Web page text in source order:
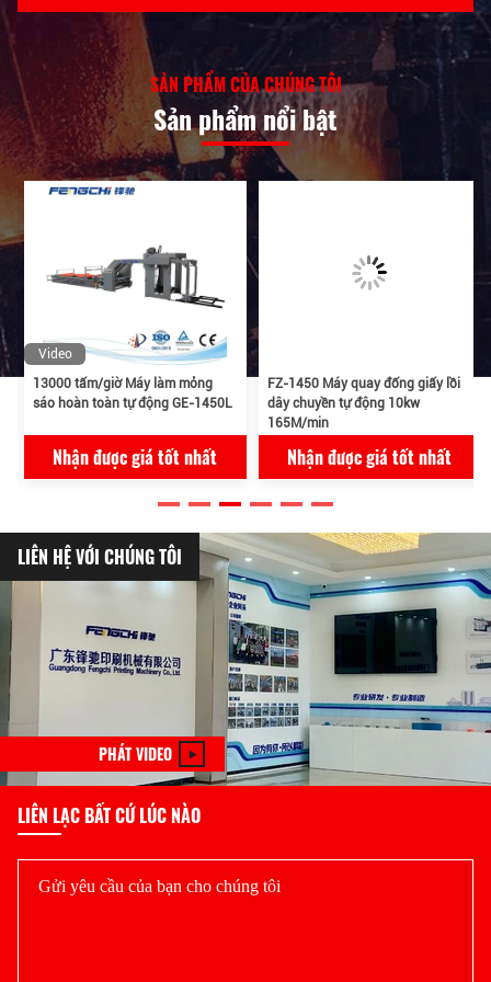
năm, đảm bảo độ chính xác
lamination không thay đổi.
SẢN PHẨM CỦA CHÚNG TÔI
Sản phẩm nổi bật
Video
13000 tấm/giờ Máy làm mỏng
sáo hoàn toàn tự động GE-1450L
Nhận được giá tốt nhất
FZ-1450 Máy quay đống giấy lồi
dây chuyền tự động 10kw
165M/min
Nhận được giá tốt nhất
LIÊN HỆ VỚI CHÚNG TÔI
PHÁT VIDEO
LIÊN LẠC BẤT CỨ LÚC NÀO